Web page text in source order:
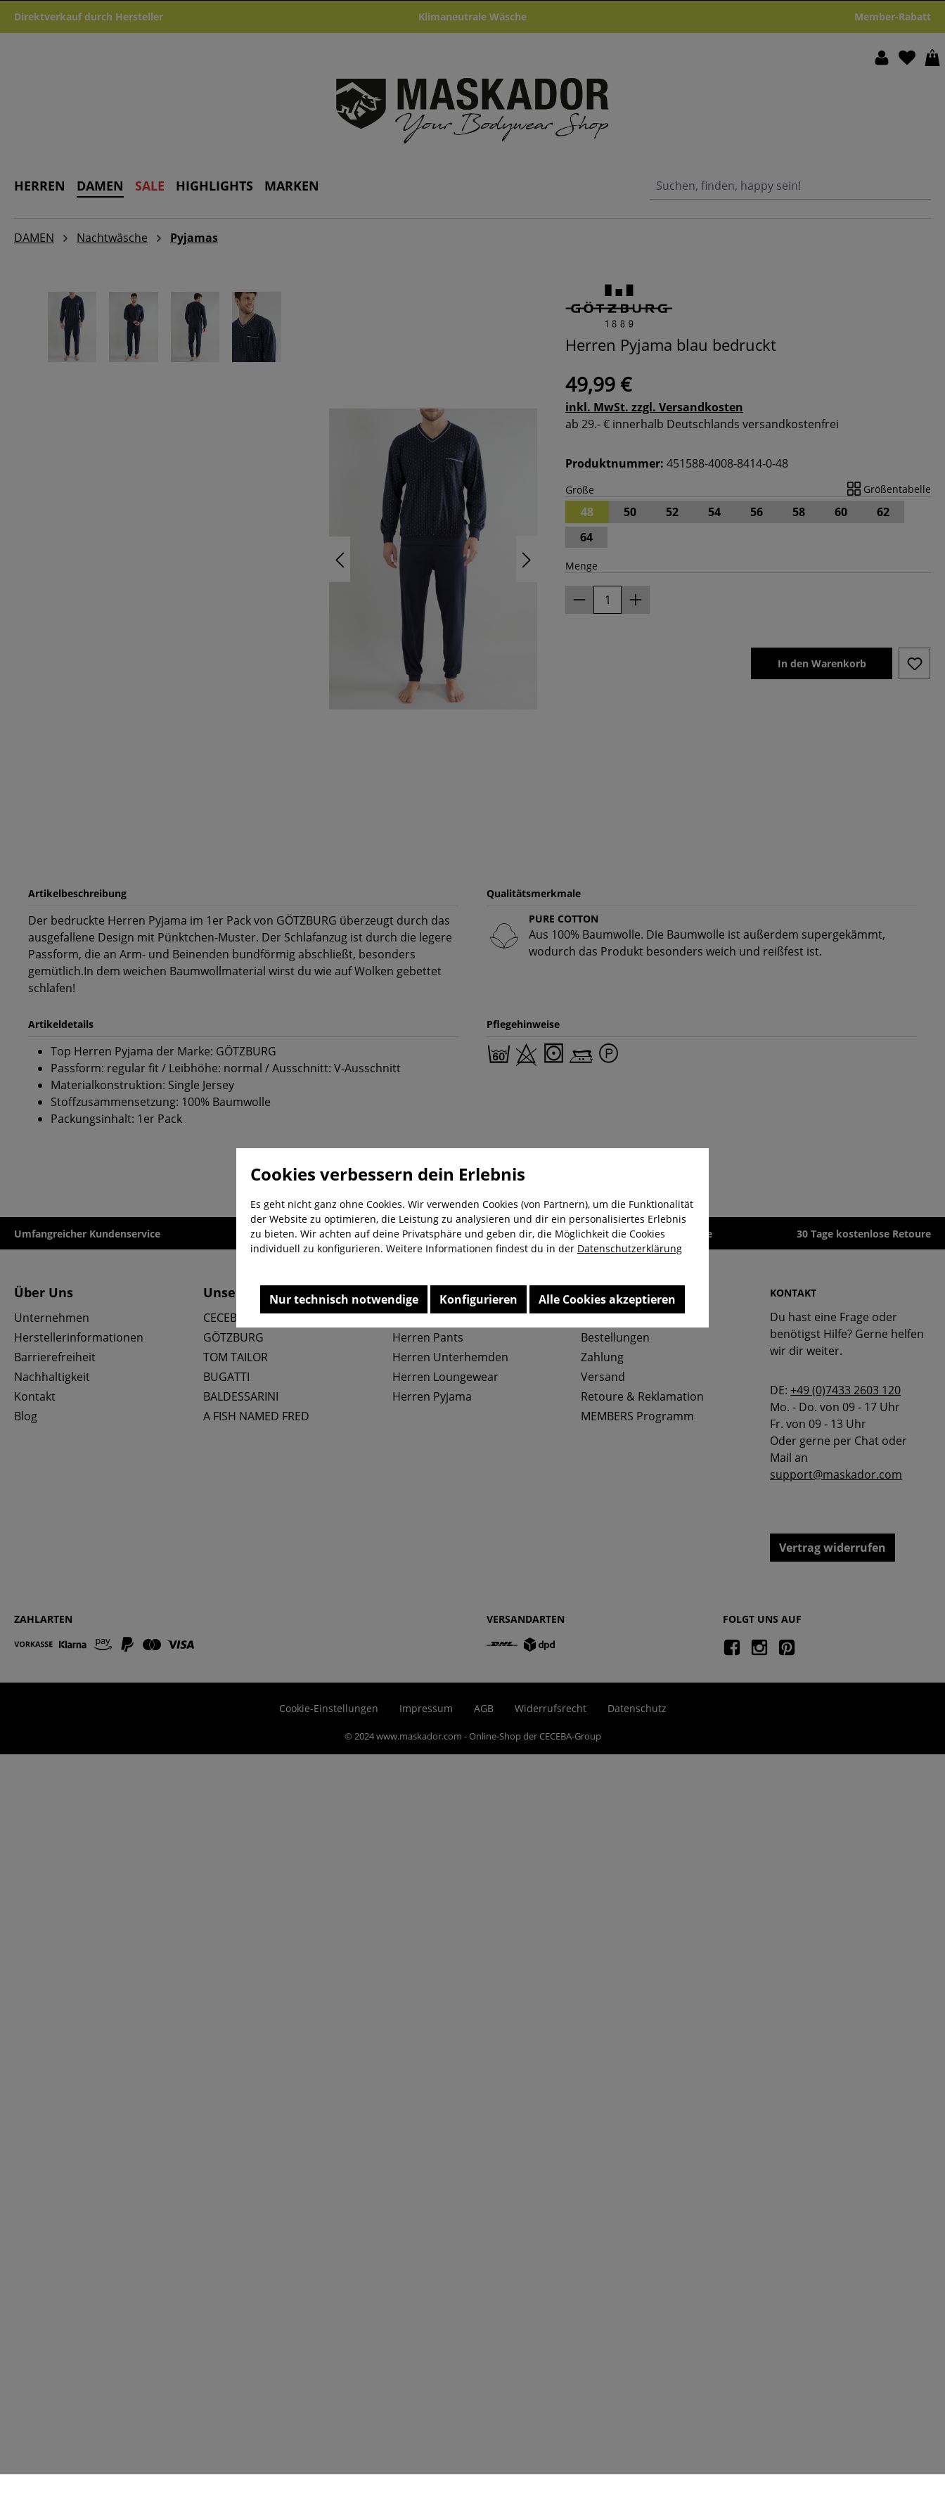
Hauptinhalt springen
Zur Suche springen
Zur Hauptnavigation springen
Direktverkauf durch Hersteller Klimaneutrale Wäsche Member-Rabatt
HERREN DAMEN SALE HIGHLIGHTS MARKEN
DAMEN Nachtwäsche Pyjamas
Herren Pyjama blau bedruckt
49,99 €
inkl. MwSt. zzgl. Versandkosten
ab 29.- € innerhalb Deutschlands versandkostenfrei
Produktnummer: 451588-4008-8414-0-48
Größe Größentabelle
48 50 52 54 56 58 60
62
64
Menge
In den Warenkorb
Artikelbeschreibung
Der bedruckte Herren Pyjama im 1er Pack von GÖTZBURG überzeugt durch das
ausgefallene Design mit Pünktchen-Muster. Der Schlafanzug ist durch die legere
Passform, die an Arm- und Beinenden bundförmig abschließt, besonders
gemütlich.In dem weichen Baumwollmaterial wirst du wie auf Wolken gebettet
schlafen!
Qualitätsmerkmale
PURE COTTON
Aus 100% Baumwolle. Die Baumwolle ist außerdem supergekämmt,
wodurch das Produkt besonders weich und reißfest ist.
Artikeldetails
Top Herren Pyjama der Marke: GÖTZBURG
Passform: regular fit / Leibhöhe: normal / Ausschnitt: V-Ausschnitt
Materialkonstruktion: Single Jersey
Stoffzusammensetzung: 100% Baumwolle
Packungsinhalt: 1er Pack
Pflegehinweise
Umfangreicher Kundenservice Kauf auf Rechnung Kostenloser Versand ab 29,-€ Lieferzeit 1-3 Werktage 30 Tage kostenlose Retoure
Über Uns
Unternehmen
Herstellerinformationen
Barrierefreiheit
Nachhaltigkeit
Kontakt
Blog
Unsere Marken
CECEBA
GÖTZBURG
TOM TAILOR
BUGATTI
BALDESSARINI
A FISH NAMED FRED
Top Kategorien
Herren Slips
Herren Pants
Herren Unterhemden
Herren Loungewear
Herren Pyjama
Service & FAQ
Größentabellen
Bestellungen
Zahlung
Versand
Retoure & Reklamation
MEMBERS Programm
KONTAKT
Du hast eine Frage oder
benötigst Hilfe? Gerne helfen
wir dir weiter.
DE:+49 (0)7433 2603 120
Mo. - Do. von 09 - 17 Uhr
Fr. von 09 - 13 Uhr
Oder gerne per Chat oder
Mail an
support@maskador.com
Vertrag widerrufen
ZAHLARTEN VERSANDARTEN FOLGT UNS AUF
Cookie-Einstellungen Impressum AGB Widerrufsrecht Datenschutz
© 2024 www.maskador.com - Online-Shop der CECEBA-Group
Cookies verbessern dein Erlebnis
Es geht nicht ganz ohne Cookies. Wir verwenden Cookies (von Partnern), um die Funktionalität
der Website zu optimieren, die Leistung zu analysieren und dir ein personalisiertes Erlebnis
zu bieten. Wir achten auf deine Privatsphäre und geben dir, die Möglichkeit die Cookies
individuell zu konfigurieren. Weitere Informationen findest du in der Datenschutzerklärung
Nur technisch notwendige Konfigurieren Alle Cookies akzeptieren